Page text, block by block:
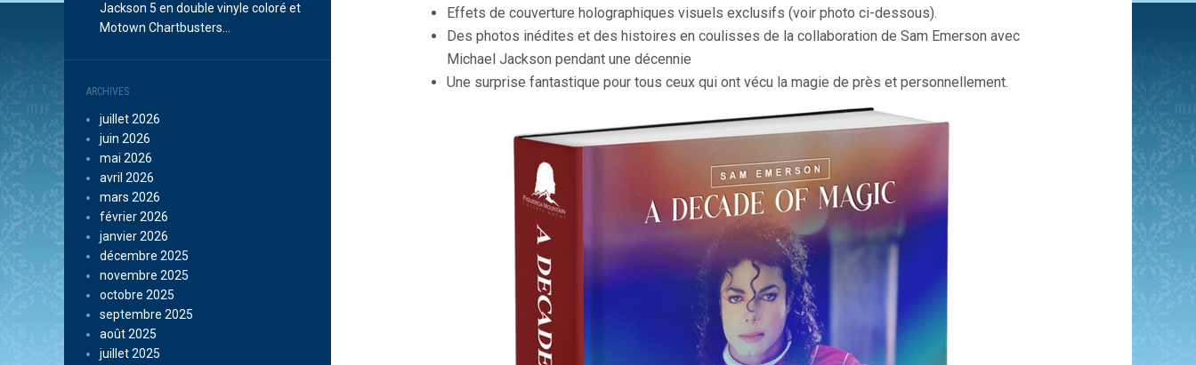
Jackson 5 en double vinyle coloré et
Motown Chartbusters…
ARCHIVES
juillet 2026
juin 2026
mai 2026
avril 2026
mars 2026
février 2026
janvier 2026
décembre 2025
novembre 2025
octobre 2025
septembre 2025
août 2025
juillet 2025
Effets de couverture holographiques visuels exclusifs (voir photo ci-dessous).
Des photos inédites et des histoires en coulisses de la collaboration de Sam Emerson avec
Michael Jackson pendant une décennie
Une surprise fantastique pour tous ceux qui ont vécu la magie de près et personnellement.